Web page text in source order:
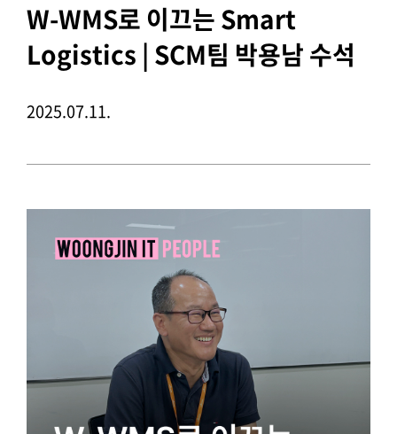
W-WMS로 이끄는 Smart
Logistics | SCM팀 박용남 수석
2025.07.11.